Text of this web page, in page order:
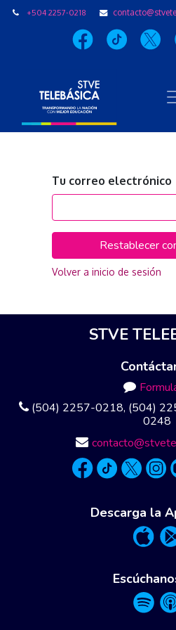
+504 2257-0218
Tu correo electrónico
Restablecer
Volver a inicio de sesión
STVE
(504) 2257-0218, (504)
0248
Descarga la